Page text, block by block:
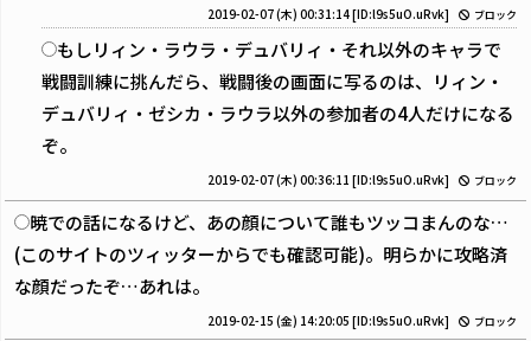
2019-02-07 (木) 00:31:14[ID:l9s5uO.uRvk] ブロック
もしリィン・ラウラ・デュバリィ・それ以外のキャラで
戦闘訓練に挑んだら、戦闘後の画面に写るのは、リィン・
デュバリィ・ゼシカ・ラウラ以外の参加者の4人だけになる
ぞ。
2019-02-07 (木) 00:36:11 [ID:l9s5uO.uRvk] ブロック
暁での話になるけど、あの顔について誰もツッコまんのな…
(このサイトのツィッターからでも確認可能)。明らかに攻略済
な顔だったぞ…あれは。
2019-02-15 (金) 14:20:05 [ID:l9s5uO.uRvk] ブロック